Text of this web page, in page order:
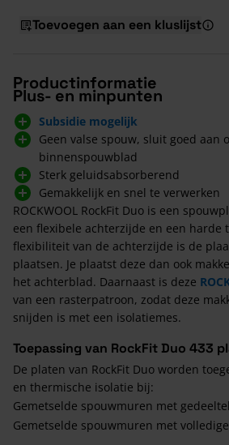
Toevoegen aan een kluslijst
Productinformatie
Plus- en minpunten
Subsidie mogelijk
Geen valse spouw, sluit goed aan
binnenspouwblad
Sterk geluidsabsorberend
Gemakkelijk en snel te verwerken
ROCKWOOL RockFit Duo is een
een flexibele achterzijde en een harde
flexibiliteit van de achterzijde is de
plaatsen. Je plaatst deze dan ook
het achterblad. Daarnaast is deze
van een rasterpatroon, zodat deze
snijden is met een isolatiemes.
Toepassing van RockFit Duo 433
De platen van RockFit Duo worden
en thermische isolatie bij:
Gemetselde spouwmuren met
Gemetselde spouwmuren met